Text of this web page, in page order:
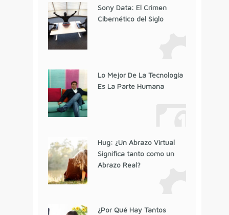
Sony Data: El Crimen
Cibernético del Siglo
Lo Mejor De La Tecnología
Es La Parte Humana
Hug: ¿Un Abrazo Virtual
Significa tanto como un
Abrazo Real?
¿Por Qué Hay Tantos